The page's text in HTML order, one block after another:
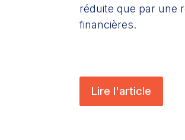
réduite que par une
financières.
Lire l'article